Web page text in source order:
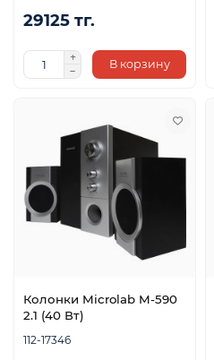
29125 тг.
В корзину
Колонки Microlab M-590
2.1 (40 Вт)
112-17346